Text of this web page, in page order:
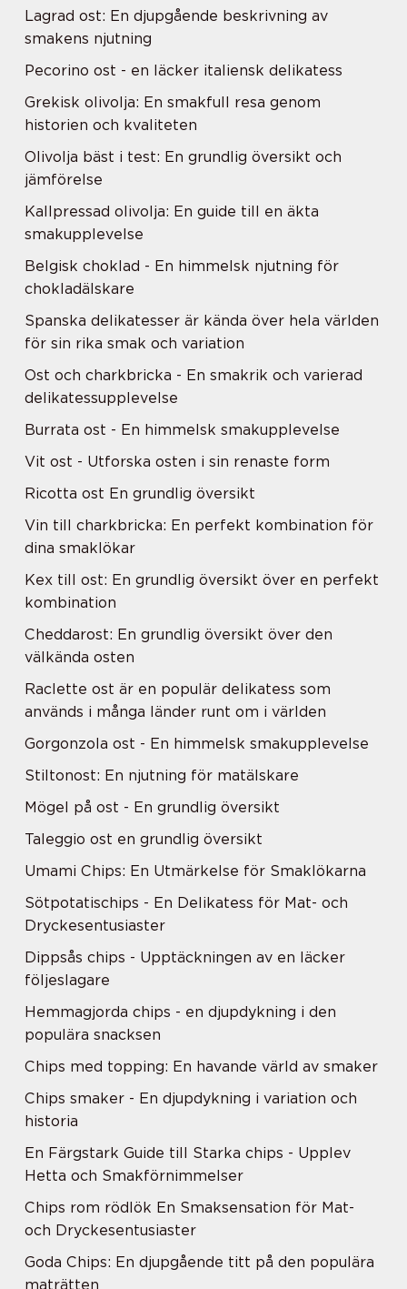
Lagrad ost: En djupgående beskrivning av
smakens njutning
Pecorino ost - en läcker italiensk delikatess
Grekisk olivolja: En smakfull resa genom
historien och kvaliteten
Olivolja bäst i test: En grundlig översikt och
jämförelse
Kallpressad olivolja: En guide till en äkta
smakupplevelse
Belgisk choklad - En himmelsk njutning för
chokladälskare
Spanska delikatesser är kända över hela världen
för sin rika smak och variation
Ost och charkbricka - En smakrik och varierad
delikatessupplevelse
Burrata ost - En himmelsk smakupplevelse
Vit ost - Utforska osten i sin renaste form
Ricotta ost En grundlig översikt
Vin till charkbricka: En perfekt kombination för
dina smaklökar
Kex till ost: En grundlig översikt över en perfekt
kombination
Cheddarost: En grundlig översikt över den
välkända osten
Raclette ost är en populär delikatess som
används i många länder runt om i världen
Gorgonzola ost - En himmelsk smakupplevelse
Stiltonost: En njutning för matälskare
Mögel på ost - En grundlig översikt
Taleggio ost en grundlig översikt
Umami Chips: En Utmärkelse för Smaklökarna
Sötpotatischips - En Delikatess för Mat- och
Dryckesentusiaster
Dippsås chips - Upptäckningen av en läcker
följeslagare
Hemmagjorda chips - en djupdykning i den
populära snacksen
Chips med topping: En havande värld av smaker
Chips smaker - En djupdykning i variation och
historia
En Färgstark Guide till Starka chips - Upplev
Hetta och Smakförnimmelser
Chips rom rödlök En Smaksensation för Mat-
och Dryckesentusiaster
Goda Chips: En djupgående titt på den populära
maträtten